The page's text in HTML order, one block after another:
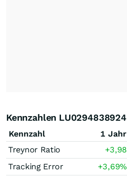
Kennzahlen LU0294838924
Kennzahl 1 Jahr
Treynor Ratio
+3,98
Tracking Error
+3,69%